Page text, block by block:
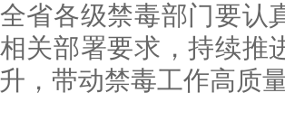
全省各级禁毒部门要认
关部署要求，持续推
，带动禁毒工作高质